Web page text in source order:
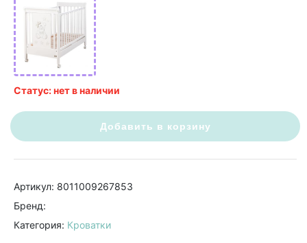
Статус: нет в наличии
Добавить в корзину
Артикул: 8011009267853
Бренд:
Категория: Кроватки